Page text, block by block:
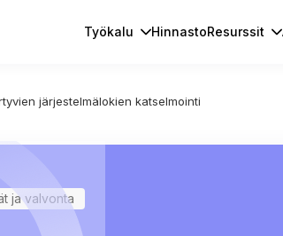
Työkalu HinnastoResurssit
järjestelmälokien katselmointi
ja valvonta